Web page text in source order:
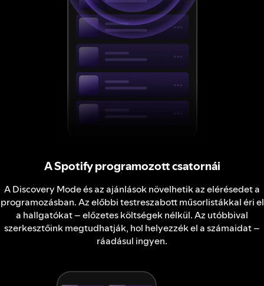
A Spotify programozott csatornái
A Discovery Mode és az ajánlások növelhetik az elérésedet a
programozásban. Az előbbi testreszabott műsorlistákkal éri el
a hallgatókat – előzetes költségek nélkül. Az utóbbival
szerkesztőink megtudhatják, hol helyezzék el a számaidat –
ráadásul ingyen.